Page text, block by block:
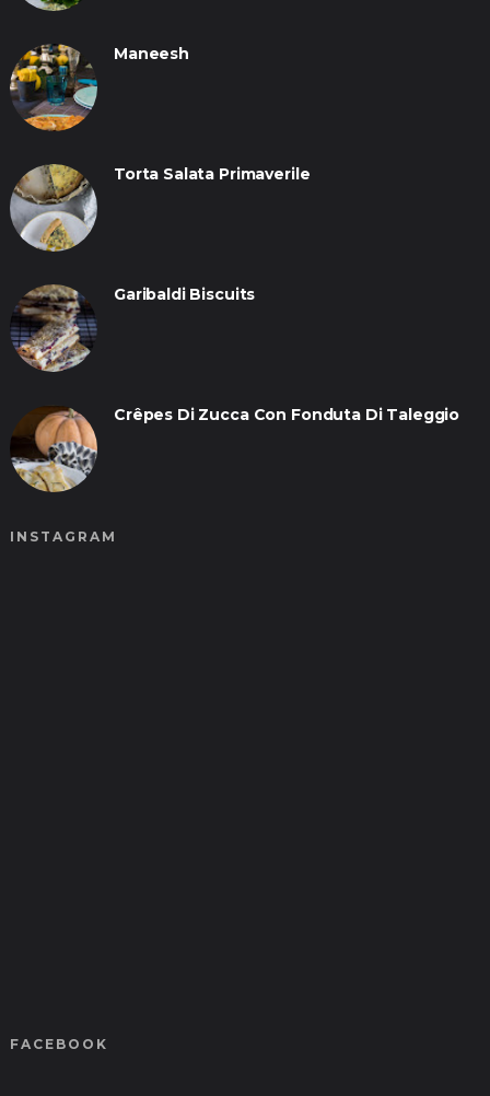
Maneesh
Torta Salata Primaverile
Garibaldi Biscuits
Crêpes Di Zucca Con Fonduta Di Taleggio
INSTAGRAM
FACEBOOK